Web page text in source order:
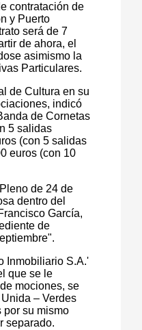
contratación de
y Puerto
será de 7
de ahora, el
asimismo la
Particulares.
de Cultura en su
indicó
de Cornetas
5 salidas
(con 5 salidas
euros (con 10
de 24 de
dentro del
García,
de
Inmobiliario S.A.'
que se le
mociones, se
– Verdes
por su mismo
separado.